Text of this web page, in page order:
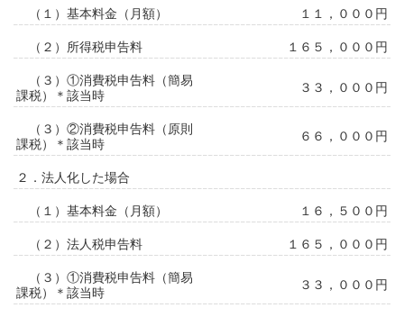
（１）基本料金（月額） １１，０００円
（２）所得税申告料 １６５，０００円
（３）①消費税申告料（簡易
課税）＊該当時
３３，０００円
（３）②消費税申告料（原則
課税）＊該当時
６６，０００円
２．法人化した場合
（１）基本料金（月額） １６，５００円
（２）法人税申告料 １６５，０００円
（３）①消費税申告料（簡易
課税）＊該当時
３３，０００円